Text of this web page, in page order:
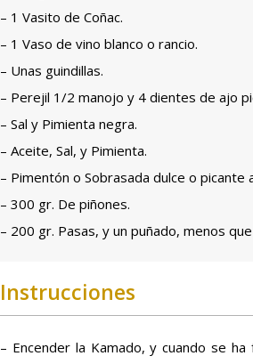
– 1 Vasito de Coñac.
– 1 Vaso de vino blanco o rancio.
– Unas guindillas.
– Perejil 1/2 manojo y 4 dientes de ajo
– Sal y Pimienta negra.
– Aceite, Sal, y Pimienta.
– Pimentón o Sobrasada dulce o picante
– 300 gr. De piñones.
– 200 gr. Pasas, y un puñado, menos
Instrucciones
– Encender la Kamado, y cuando se